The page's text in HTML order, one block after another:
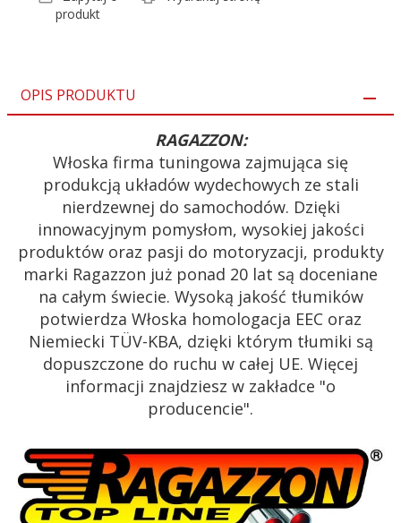
produkt
OPIS PRODUKTU
RAGAZZON:
Włoska firma tuningowa zajmująca się
produkcją układów wydechowych ze stali
nierdzewnej do samochodów. Dzięki
innowacyjnym pomysłom, wysokiej jakości
produktów oraz pasji do motoryzacji, produkty
marki Ragazzon już ponad 20 lat są doceniane
na całym świecie. Wysoką jakość tłumików
potwierdza Włoska homologacja EEC oraz
Niemiecki TÜV-KBA, dzięki którym tłumiki są
dopuszczone do ruchu w całej UE. Więcej
informacji znajdziesz w zakładce "o
producencie".